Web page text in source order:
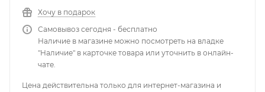
Хочу в подарок
Самовывоз сегодня - бесплатно
Наличие в магазине можно посмотреть на владке
"Наличие" в карточке товара или уточнить в онлайн-
чате.
Цена действительна только для интернет-магазина и